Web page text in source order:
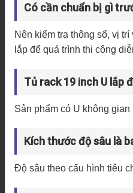
Có cần chuẩn bị gì
Nên kiểm tra thông số, vị
lắp để quá trình thi công
Tủ rack 19 inch U lắp
Sản phẩm có U không
Kích thước độ sâu là
Độ sâu theo cấu hình tiêu